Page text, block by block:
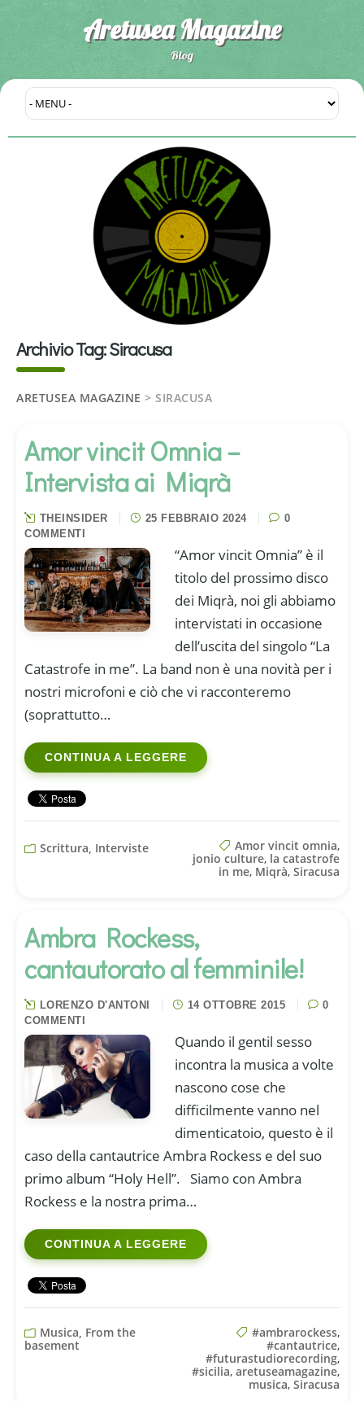
Aretusea Magazine
Blog
Archivio Tag:Siracusa
ARETUSEA MAGAZINE > SIRACUSA
Amor vincit Omnia –
Intervista ai Miqrà
THEINSIDER 25 FEBBRAIO 2024
0
COMMENTI
“Amor vincit Omnia” è il
titolo del prossimo disco
dei Miqrà, noi gli abbiamo
intervistati in occasione
dell’uscita del singolo “La
Catastrofe in me”. La band non è una novità per i
nostri microfoni e ciò che vi racconteremo
(soprattutto…
CONTINUA A LEGGERE
Scrittura, Interviste Amor vincit omnia,
jonio culture, la catastrofe
in me, Miqrà, Siracusa
Ambra Rockess,
cantautorato al femminile!
LORENZO D'ANTONI 14 OTTOBRE 2015
0
COMMENTI
Quando il gentil sesso
incontra la musica a volte
nascono cose che
difficilmente vanno nel
dimenticatoio, questo è il
caso della cantautrice Ambra Rockess e del suo
primo album “Holy Hell”. Siamo con Ambra
Rockess e la nostra prima…
CONTINUA A LEGGERE
Musica, From the
basement
#ambrarockess,
#cantautrice,
#futurastudiorecording,
#sicilia, aretuseamagazine,
musica, Siracusa